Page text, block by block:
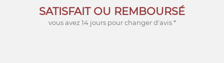
SATISFAIT OU REMBOURSÉ
vous avez 14 jours pour changer d'avis *